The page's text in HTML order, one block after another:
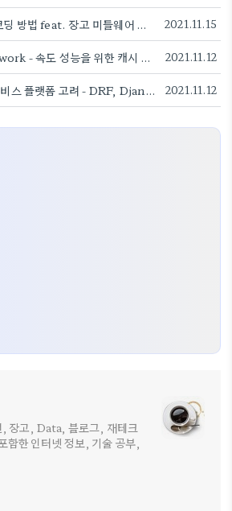
Django URL 한글 인코딩 방법 feat. 장고 미들웨어 맛보기 2021.11.15
Django cache framework - 속도 성능을 위한 캐시 방법 2021.11.12
Django REST API 서비스 플랫폼 고려 - DRF, Django-ninja 2021.11.12
고, Data, 블로그, 재테크
함한 인터넷 정보, 기술 공부,